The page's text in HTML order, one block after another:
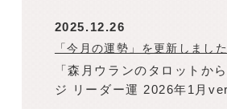
2025.12.26
「今月の運勢」を更新しました
「森月ウランのタロットか
ジ リーダー運 2026年1月